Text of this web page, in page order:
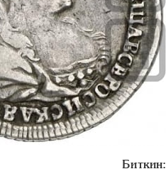
Биткин: